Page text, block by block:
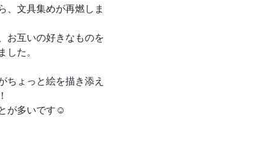
、文具集めが再燃しま
お互いの好きなものを
た。
ちょっと絵を描き添え
が多いです☺️